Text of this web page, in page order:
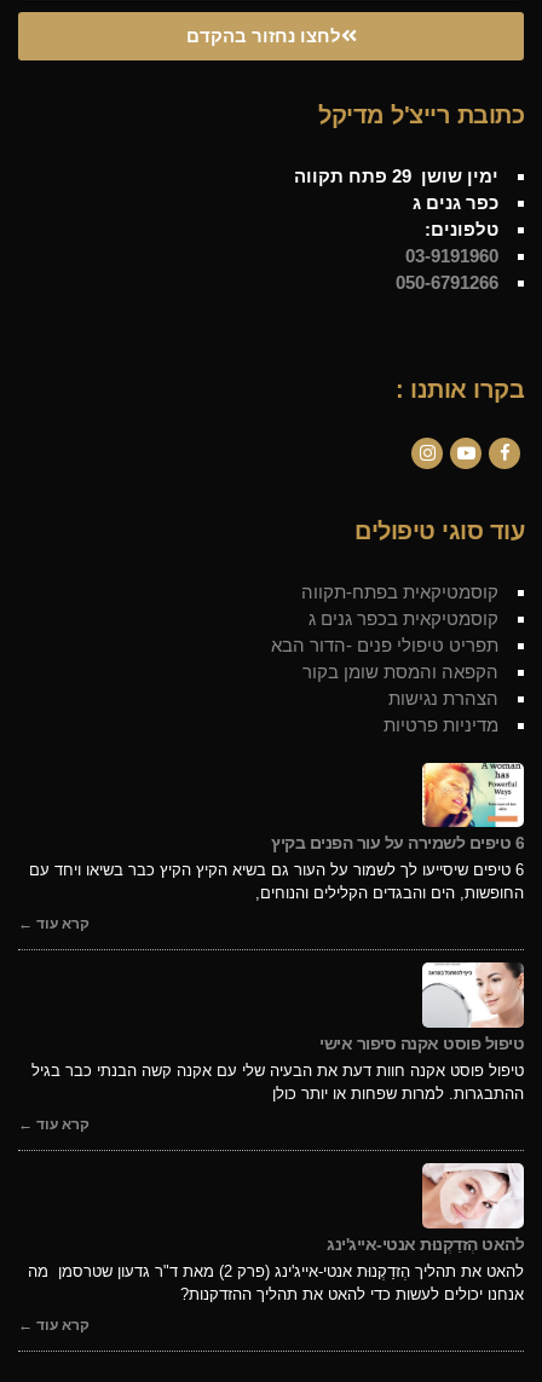
לחצו נחזור בהקדם
כתובת רייצ'ל מדיקל
ימין שושן 29 פתח תקווה
כפר גנים ג
טלפונים:
03-9191960
050-6791266
בקרו אותנו :
עוד סוגי טיפולים
קוסמטיקאית בפתח-תקווה
קוסמטיקאית בכפר גנים ג
תפריט טיפולי פנים -הדור הבא
הקפאה והמסת שומן בקור
הצהרת נגישות
מדיניות פרטיות
6 טיפים לשמירה על עור הפנים בקיץ
6 טיפים שיסייעו לך לשמור על העור גם בשיא הקיץ הקיץ כבר בשיאו ויחד עם
החופשות, הים והבגדים הקלילים והנוחים,
קרא עוד ←
טיפול פוסט אקנה סיפור אישי
טיפול פוסט אקנה חוות דעת את הבעיה שלי עם אקנה קשה הבנתי כבר בגיל
ההתבגרות. למרות שפחות או יותר כולן
קרא עוד ←
להאט הְזדַקְנוּת אנטי-אייג'ינג
להאט את תהליך הְזדַקְנוּת אנטי-אייג'ינג (פרק 2) מאת ד"ר גדעון שטרסמן מה
אנחנו יכולים לעשות כדי להאט את תהליך ההזדקנות?
קרא עוד ←